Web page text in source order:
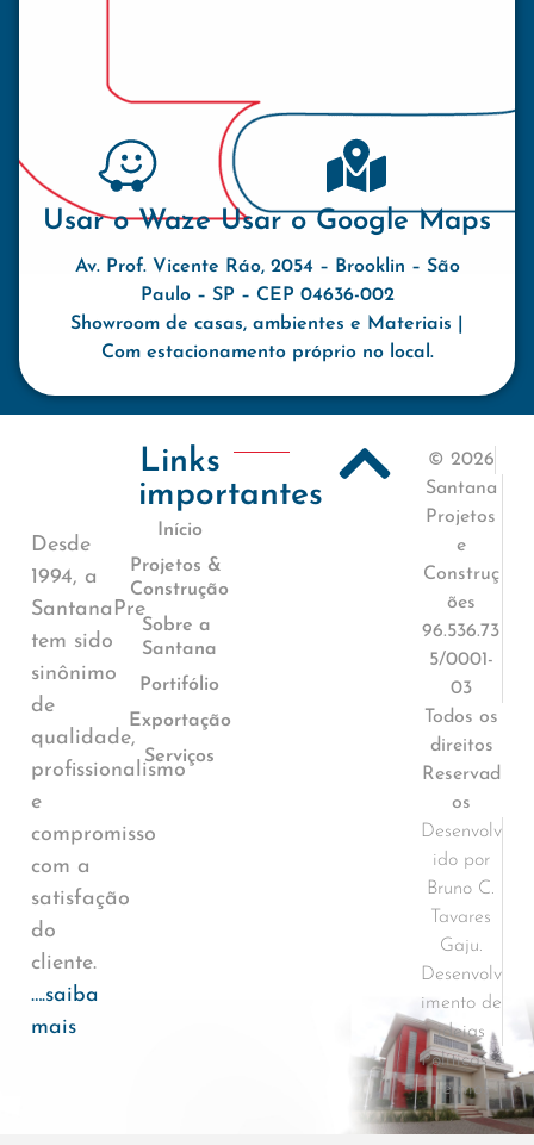
Usar o Waze Usar o Google Maps
Av. Prof. Vicente Ráo, 2054 – Brooklin – São
Paulo – SP – CEP 04636-002
Showroom de casas, ambientes e Materiais |
Com estacionamento próprio no local.
Desde
1994, a
SantanaPre
tem sido
sinônimo
de
qualidade,
profissionalismo
e
compromisso
com a
satisfação
do
cliente.
….saiba
mais
Links
importantes
Início
Projetos &
Construção
Sobre a
Santana
Portifólio
Exportação
Serviços
© 2026
Santana
Projetos
e
Construç
ões
96.536.73
5/0001-
03
Todos os
direitos
Reservad
os
Desenvolv
ido por
Bruno C.
Tavares
Gaju.
Desenvolv
imento de
ideias
Políticas e
Termos